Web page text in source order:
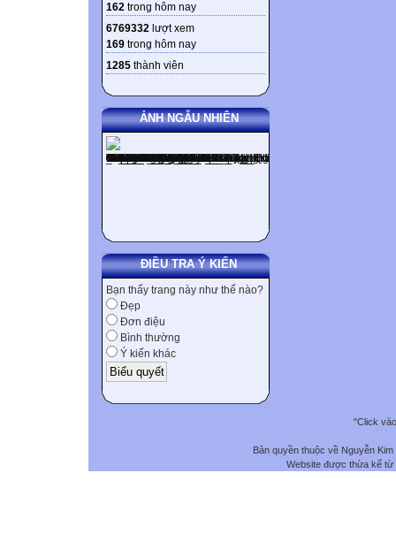
162 trong hôm nay
6769332 lượt xem
169 trong hôm nay
1285 thành viên
ẢNH NGẪU NHIÊN
ĐIỀU TRA Ý KIẾN
Bạn thấy trang này như thế nào?
Đẹp
Đơn điệu
Bình thường
Ý kiến khác
"Click
Bản quyền thuộc về Nguyễn
Website được thừa kế từ